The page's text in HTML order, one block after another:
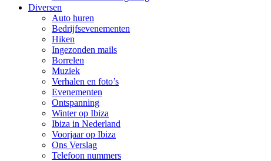
Diversen
Auto huren
Bedrijfsevenementen
Hiken
Ingezonden mails
Borrelen
Muziek
Verhalen en foto’s
Evenementen
Ontspanning
Winter op Ibiza
Ibiza in Nederland
Voorjaar op Ibiza
Ons Verslag
Telefoon nummers